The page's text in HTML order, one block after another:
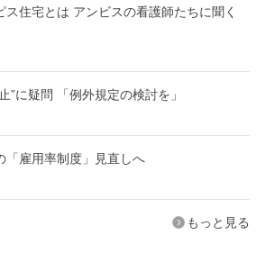
ス住宅とは アンビスの看護師たちに聞く
”に疑問 「例外規定の検討を」
雇用率制度」見直しへ
もっと見る